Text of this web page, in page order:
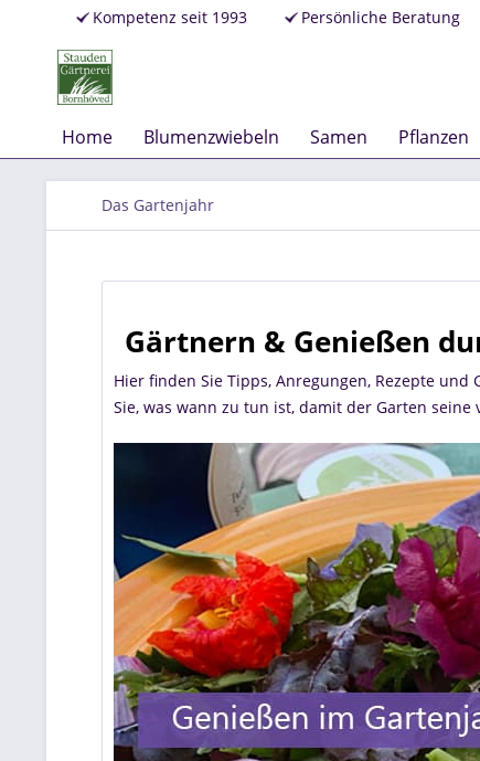
Kompetenz seit 1993 Persönliche Beratung
Home Blumenzwiebeln Samen Pflanzen
Das Gartenjahr
Gärtnern & Genießen
Hier finden Sie Tipps, Anregungen, Rezepte
Sie, was wann zu tun ist, damit der Garten seine